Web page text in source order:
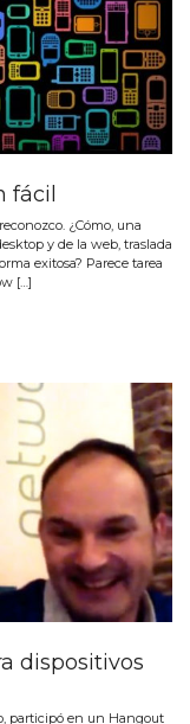
fácil
¿Cómo, una
y de la web, traslada
exitosa? Parece tarea
[…]
dispositivos
participó en un Hangout